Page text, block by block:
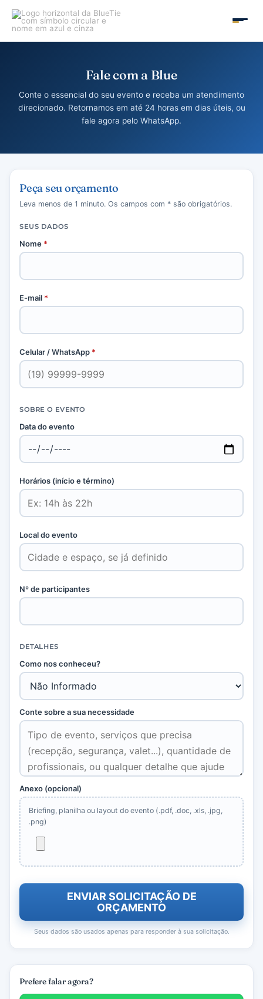
para
conteúdo
Fale com a Blue
Conte o essencial do seu evento e receba um atendimento
direcionado. Retornamos em até 24 horas em dias úteis, ou
fale agora pelo WhatsApp.
Peça seu orçamento
Leva menos de 1 minuto. Os campos com * são obrigatórios.
SEUS DADOS
Nome *
E-mail *
Celular / WhatsApp *
SOBRE O EVENTO
Data do evento
Horários (início e término)
Local do evento
Nº de participantes
DETALHES
Como nos conheceu?
Conte sobre a sua necessidade
Anexo (opcional)
Briefing, planilha ou layout do evento (.pdf, .doc, .xls, .jpg,
.png)
ENVIAR SOLICITAÇÃO DE
ORÇAMENTO
Seus dados são usados apenas para responder à sua solicitação.
Prefere falar agora?